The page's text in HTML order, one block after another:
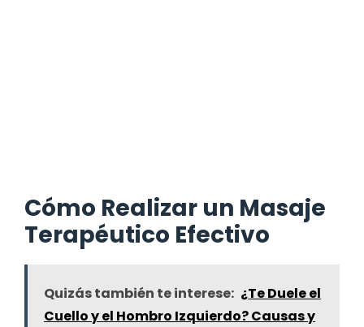
Cómo Realizar un Masaje
Terapéutico Efectivo
Quizás también te interese: ¿Te Duele el
Cuello y el Hombro Izquierdo? Causas y